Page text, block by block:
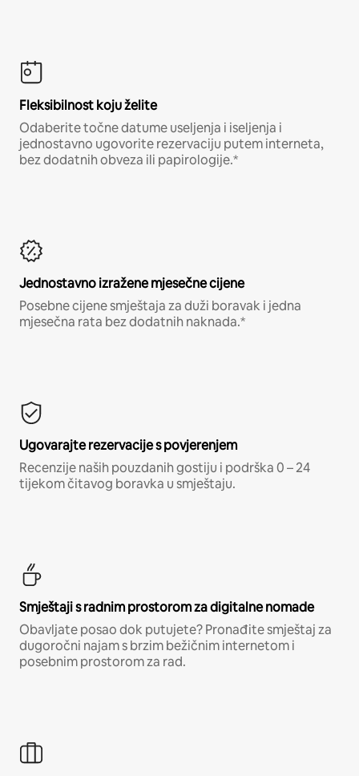
Fleksibilnost koju želite
Odaberite točne datume useljenja i iseljenja i
jednostavno ugovorite rezervaciju putem interneta,
bez dodatnih obveza ili papirologije.*
Jednostavno izražene mjesečne cijene
Posebne cijene smještaja za duži boravak i jedna
mjesečna rata bez dodatnih naknada.*
Ugovarajte rezervacije s povjerenjem
Recenzije naših pouzdanih gostiju i podrška 0 – 24
tijekom čitavog boravka u smještaju.
Smještaji s radnim prostorom za digitalne nomade
Obavljate posao dok putujete? Pronađite smještaj za
dugoročni najam s brzim bežičnim internetom i
posebnim prostorom za rad.